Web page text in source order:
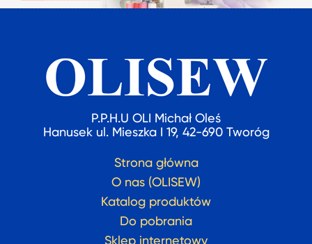
P.P.H.U OLI Michał Oleś
Hanusek ul. Mieszka I 19, 42-690 Tworóg
Strona główna
O nas (OLISEW)
Katalog produktów
Do pobrania
Sklep internetowy